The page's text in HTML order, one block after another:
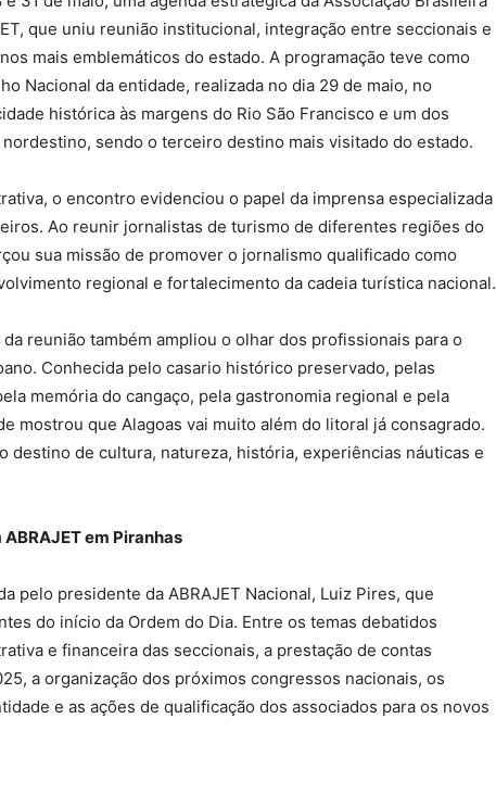
que uniu reunião institucional, integração entre seccionais e
mais emblemáticos do estado. A programação teve como
Nacional da entidade, realizada no dia 29 de maio, no
histórica às margens do Rio São Francisco e um dos
sendo o terceiro destino mais visitado do estado.
o encontro evidenciou o papel da imprensa especializada
Ao reunir jornalistas de turismo de diferentes regiões do
sua missão de promover o jornalismo qualificado como
regional e fortalecimento da cadeia turística nacional.
reunião também ampliou o olhar dos profissionais para o
Conhecida pelo casario histórico preservado, pelas
memória do cangaço, pela gastronomia regional e pela
mostrou que Alagoas vai muito além do litoral já consagrado.
destino de cultura, natureza, história, experiências náuticas e
em Piranhas
pelo presidente da ABRAJET Nacional, Luiz Pires, que
do início da Ordem do Dia. Entre os temas debatidos
e financeira das seccionais, a prestação de contas
a organização dos próximos congressos nacionais, os
e as ações de qualificação dos associados para os novos